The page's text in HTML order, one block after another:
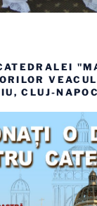
CLUJ-